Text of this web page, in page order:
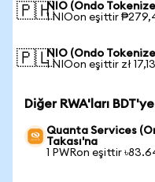
🇵🇭NIO (Ondo
1 NIOon eşittir
🇵🇱NIO (Ondo
1 NIOon eşittir zł 17,13
Diğer RWA'ları
Quanta Services
Takası'na
1 PWRon eşittir